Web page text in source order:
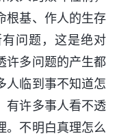
根基、作人的生存
问题，这是绝对
许多问题的产生都
人临到事不知道怎
有许多事人看不透
。不明白真理怎么